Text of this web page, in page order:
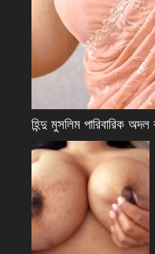
হিন্দু মুসলিম পারিবারিক